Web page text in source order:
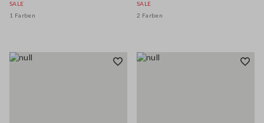
SALE
1 Farben
SALE
2 Farben